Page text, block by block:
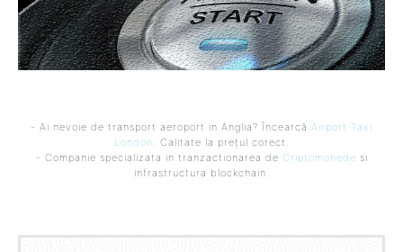
- Ai nevoie de transport aeroport in Anglia? Încearcă Airport Taxi
London. Calitate la prețul corect.
- Companie specializata in tranzactionarea de Criptomonede si
infrastructura blockchain.